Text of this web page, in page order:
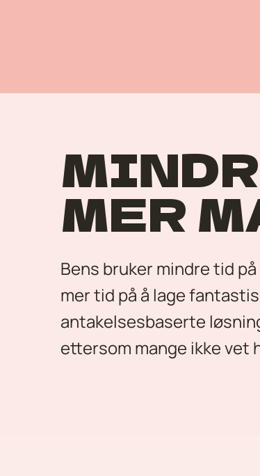
MER
Bens bruker mindre tid
mer tid på å lage
antakelsesbaserte
ettersom mange ikke vet